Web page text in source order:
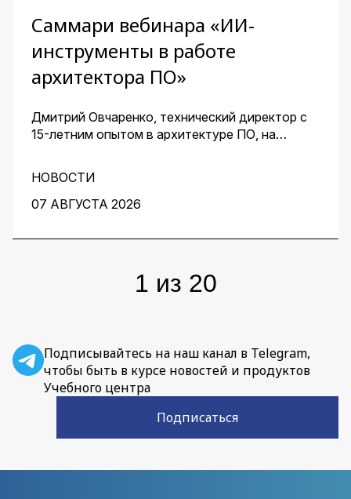
Саммари вебинара «ИИ-
инструменты в работе
архитектора ПО»
Дмитрий Овчаренко, технический директор с
15-летним опытом в архитектуре ПО, на
кондитеров — показал, как ИИ помогает
архитектору ускорить работу на всех этапах:
от чистого листа до готовых артефактов для
НОВОСТИ
07 АВГУСТА 2026
1 из 20
Подписывайтесь на наш канал в Telegram,
чтобы быть в курсе новостей и продуктов
Учебного центра
Подписаться